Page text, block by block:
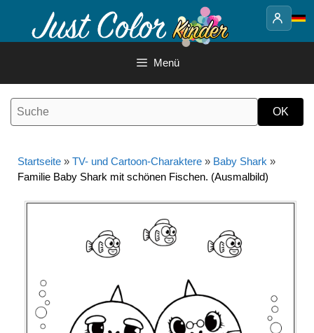
Inhalt
Menü
Startseite » TV- und Cartoon-Charaktere » Baby Shark »
Familie Baby Shark mit schönen Fischen. (Ausmalbild)